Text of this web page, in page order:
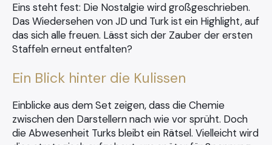
Eins steht fest: Die Nostalgie wird großgeschrieben.
Das Wiedersehen von JD und Turk ist ein Highlight, auf
das sich alle freuen. Lässt sich der Zauber der ersten
Staffeln erneut entfalten?
Ein Blick hinter die Kulissen
Einblicke aus dem Set zeigen, dass die Chemie
zwischen den Darstellern nach wie vor sprüht. Doch
die Abwesenheit Turks bleibt ein Rätsel. Vielleicht wird
Search